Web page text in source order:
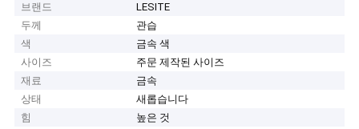
브랜드
LESITE
두께
관습
색
금속 색
사이즈
주문 제작된 사이즈
재료
금속
상태
새롭습니다
힘
높은 것